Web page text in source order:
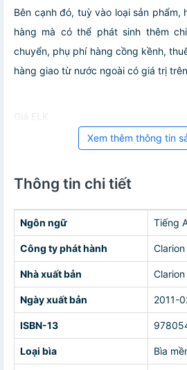
Bên cạnh đó, tuỳ vào loại sản phẩm,
hàng mà có thể phát sinh thêm
chuyển, phụ phí hàng cồng kềnh,
hàng giao từ nước ngoài có giá trị
Giá ELK
Xem thêm thông tin
Thông tin chi tiết
Ngôn ngữ Tiếng
Công ty phát hành
Nhà xuất bản
Ngày xuất bản 2011-
ISBN-13
Loại bìa Bìa